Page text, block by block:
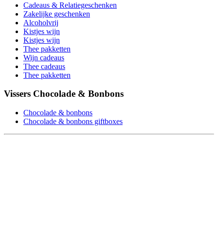
Cadeaus & Relatiegeschenken
Zakelijke geschenken
Alcoholvrij
Kistjes wijn
Kistjes wijn
Thee pakketten
Wijn cadeaus
Thee cadeaus
Thee pakketten
Vissers Chocolade & Bonbons
Chocolade & bonbons
Chocolade & bonbons giftboxes